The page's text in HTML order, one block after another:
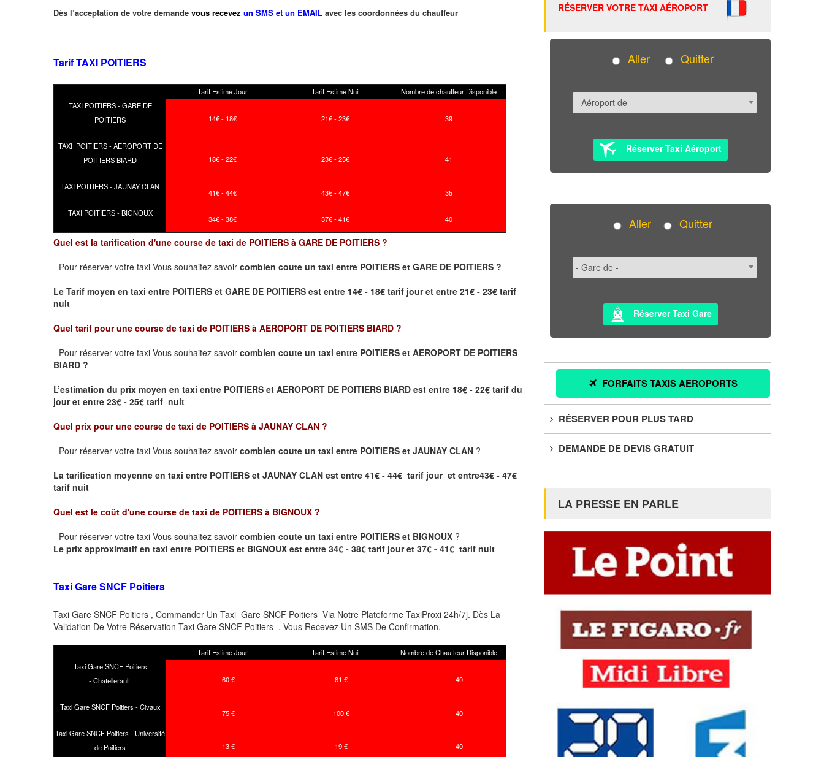
Dès l’acceptation de votre demande vous recevez un SMS et un EMAIL avec les coordonnées du chauffeur
Tarif TAXI POITIERS
Tarif Estimé Jour Tarif Estimé Nuit
Nombre de chauffeur Disponible
TAXI POITIERS - GARE DE
POITIERS
14€ - 18€ 21€ - 23€ 39
TAXI POITIERS - AEROPORT DE
POITIERS BIARD
18€ - 22€ 23€ - 25€ 41
TAXI POITIERS - JAUNAY CLAN
41€ - 44€ 43€ - 47€ 35
TAXI POITIERS - BIGNOUX
34€ - 38€ 37€ - 41€ 40
Quel est la tarification d'une course de taxi de POITIERS à GARE DE POITIERS ?
- Pour réserver votre taxi Vous souhaitez savoir combien coute un taxi entre POITIERS et GARE DE POITIERS ?
Le Tarif moyen en taxi entre POITIERS et GARE DE POITIERS est entre 14€ - 18€ tarif jour et entre 21€ - 23€ tarif
nuit
Quel tarif pour une course de taxi de POITIERS à AEROPORT DE POITIERS BIARD ?
- Pour réserver votre taxi Vous souhaitez savoir combien coute un taxi entre POITIERS et AEROPORT DE POITIERS
BIARD ?
L’estimation du prix moyen en taxi entre POITIERS et AEROPORT DE POITIERS BIARD est entre 18€ - 22€ tarif du
jour et entre 23€ - 25€ tarif nuit
Quel prix pour une course de taxi de POITIERS à JAUNAY CLAN ?
- Pour réserver votre taxi Vous souhaitez savoir combien coute un taxi entre POITIERS et JAUNAY CLAN ?
La tarification moyenne en taxi entre POITIERS et JAUNAY CLAN est entre 41€ - 44€ tarif jour et entre43€ - 47€
tarif nuit
Quel est le coût d'une course de taxi de POITIERS à BIGNOUX ?
- Pour réserver votre taxi Vous souhaitez savoir combien coute un taxi entre POITIERS et BIGNOUX ?
Le prix approximatif en taxi entre POITIERS et BIGNOUX est entre 34€ - 38€ tarif jour et 37€ - 41€ tarif nuit
Taxi Gare SNCF Poitiers
Taxi Gare SNCF Poitiers , Commander Un Taxi Gare SNCF Poitiers Via Notre Plateforme TaxiProxi 24h/7j. Dès La
Validation De Votre Réservation Taxi Gare SNCF Poitiers , Vous Recevez Un SMS De Confirmation.
Tarif Estimé Jour Tarif Estimé Nuit
Nombre de Chauffeur Disponible
Taxi Gare SNCF Poitiers
- Chatellerault
60 € 81 € 40
Taxi Gare SNCF Poitiers - Civaux
75 € 100 € 40
Taxi Gare SNCF Poitiers - Université
de Poitiers
13 € 19 € 40
RÉSERVER VOTRE TAXI AÉROPORT
Aller Quitter
Réserver Taxi Aéroport
Aller Quitter
Réserver Taxi Gare
FORFAITS TAXIS AEROPORTS
RÉSERVER POUR PLUS TARD
DEMANDE DE DEVIS GRATUIT
LA PRESSE EN PARLE